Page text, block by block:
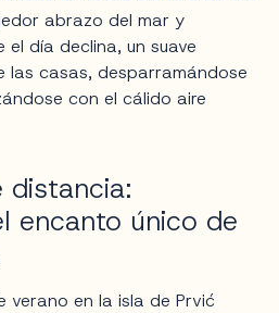
abrazo del mar y
el día declina, un suave
las casas, desparramándose
con el cálido aire
distancia:
encanto único de
verano en la isla de Prvić